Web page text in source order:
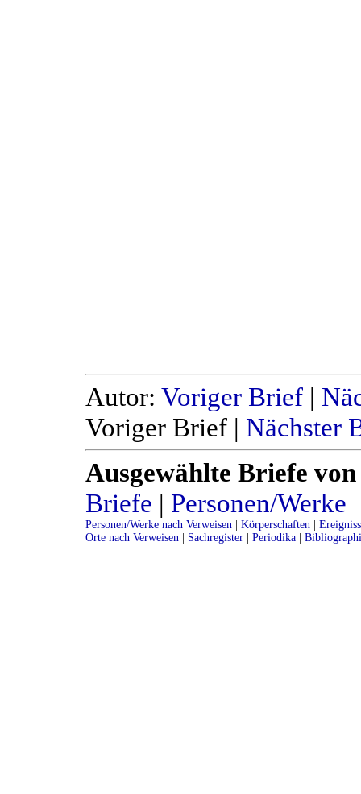
Autor: Voriger Brief |
Voriger Brief | Nächster
Ausgewählte Briefe
Briefe | Personen/Werke
Personen/Werke nach Verweisen Körperschaften
Orte nach Verweisen
Sachregister Periodika